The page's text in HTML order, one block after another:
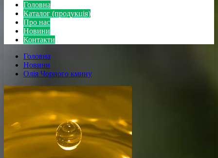
Головна
Каталог (продукція)
Про нас
Новини
Контакти
Головна
Новини
Олія Чорного кмину